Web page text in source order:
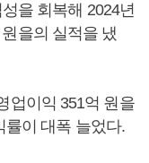
을 회복해 2024년
을의 실적을 냈
업이익 351억 원을
률이 대폭 늘었다.